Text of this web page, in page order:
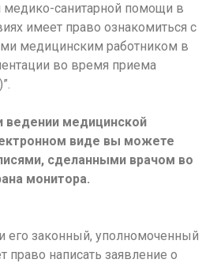
медико-санитарной помощи в
имеет право ознакомиться с
медицинским работником в
во время приема
ведении медицинской
виде вы можете
сделанными врачом во
монитора.
его законный, уполномоченный
право написать заявление о